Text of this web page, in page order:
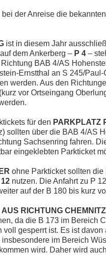
bei der Anreise die
ist in diesem Jahr
dem Ankerberg – P 4 –
Richtung BAB 4/AS
Ernstthal an S 245/
werden. Aus den
(kurz vor Ortseingang
für den PARKPLATZ
sollten über die BAB 4/AS
Sachsenring fahren.
eingeklebten Parkticket
ohne Parkticket sollten
12 nutzen. Die Anfahrt zu P
auf der B 180 bis kurz
RICHTUNG CHEMNITZ
da die B 173 im Bereich
voll gesperrt ist. Es ist
im Bereich
wird. Daher wird